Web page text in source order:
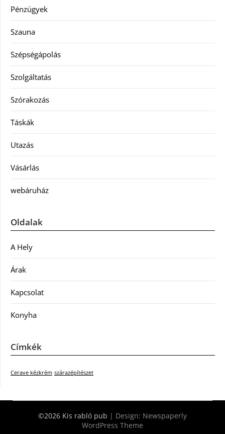
Pénzügyek
Szauna
Szépségápolás
Szolgáltatás
Szórakozás
Táskák
Utazás
Vásárlás
webáruház
Oldalak
A Hely
Árak
Kapcsolat
Konyha
Címkék
Cerave kézkrém szárazépítészet
©2026 Kis rabló pub | Design: Newspaperly
WordPress Theme